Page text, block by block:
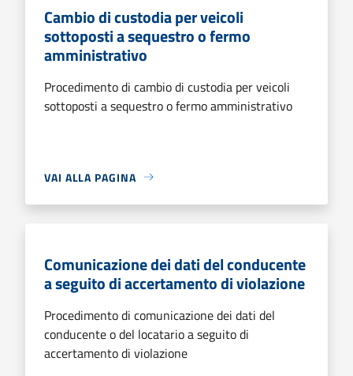
Cambio di custodia per veicoli
sottoposti a sequestro o fermo
amministrativo
Procedimento di cambio di custodia per veicoli
sottoposti a sequestro o fermo amministrativo
VAI ALLA PAGINA
Comunicazione dei dati del conducente
a seguito di accertamento di violazione
Procedimento di comunicazione dei dati del
conducente o del locatario a seguito di
accertamento di violazione